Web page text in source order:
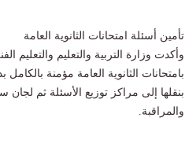
تأمين أسئلة امتحانات الثانوية العامة
وأكدت وزارة التربية والتعليم
بامتحانات الثانوية العامة مؤمنة
بنقلها إلى مراكز توزيع الأسئلة ثم لجان
والمراقبة.